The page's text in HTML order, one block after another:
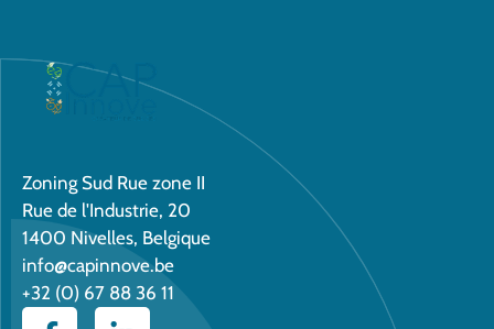
Zoning Sud Rue zone II
Rue de l'Industrie, 20
1400 Nivelles, Belgique
info@capinnove.be
+32 (0) 67 88 36 11